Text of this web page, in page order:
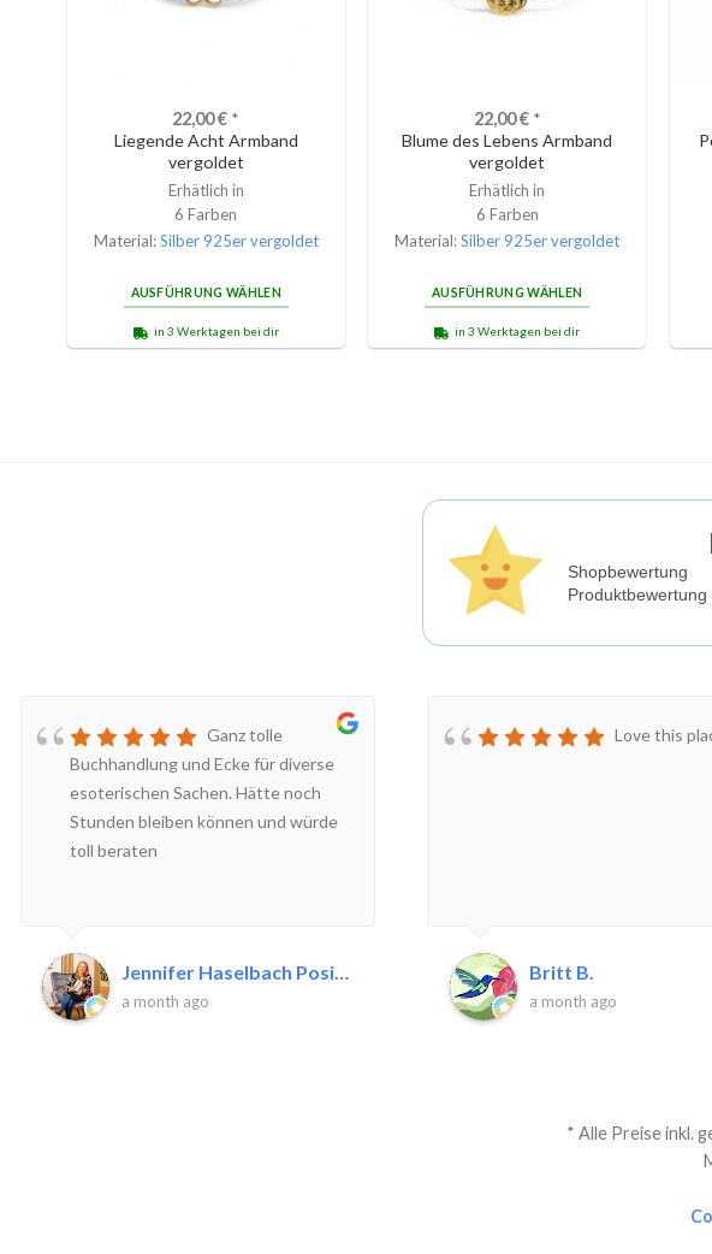
22,00€ *
Liegende Acht Armband
vergoldet
Erhätlich in
6 Farben
Material:Silber 925er vergoldet
AUSFÜHRUNG WÄHLEN
in 3 Werktagen bei dir
22,00€*
Blume des Lebens Armband
vergoldet
Erhätlich in
6 Farben
Material:Silber 925er vergoldet
AUSFÜHRUNG WÄHLEN
in 3 Werktagen bei dir
Shopbewertung
Produktbewertung
Ganz tolle
Buchhandlung und Ecke für diverse
esoterischen Sachen. Hätte noch
Stunden bleiben können und würde
toll beraten
Jennifer Haselbach Positive P.
a month ago
Love this
Britt B.
a month ago
* Alle Preise inkl.